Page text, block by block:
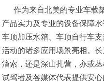
作为来自北美的专业车载
产品实力及专业的设备保障
车顶加压水箱、车顶自行车
活动的诸多应用场景亮相。
溜索，还是深山扎营，亦或
试驾者及各媒体代表提供安